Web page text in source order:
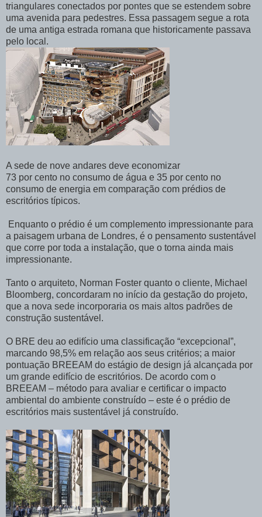
triangulares conectados por pontes que se estendem sobre
uma avenida para pedestres. Essa passagem segue a rota
de uma antiga estrada romana que historicamente passava
pelo local.
A sede de nove andares deve economizar
73 por cento no consumo de água e 35 por cento no
consumo de energia em comparação com prédios de
escritórios típicos.
Enquanto o prédio é um complemento impressionante para
a paisagem urbana de Londres, é o pensamento sustentável
que corre por toda a instalação, que o torna ainda mais
impressionante.
Tanto o arquiteto, Norman Foster quanto o cliente, Michael
Bloomberg, concordaram no início da gestação do projeto,
que a nova sede incorporaria os mais altos padrões de
construção sustentável.
O BRE deu ao edifício uma classificação “excepcional”,
marcando 98,5% em relação aos seus critérios; a maior
pontuação BREEAM do estágio de design já alcançada por
um grande edifício de escritórios. De acordo com o
BREEAM – método para avaliar e certificar o impacto
ambiental do ambiente construído – este é o prédio de
escritórios mais sustentável já construído.